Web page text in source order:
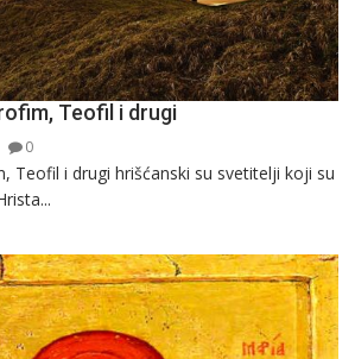
Teofil i drugi
0
Teofil i drugi hrišćanski su svetitelji koji su